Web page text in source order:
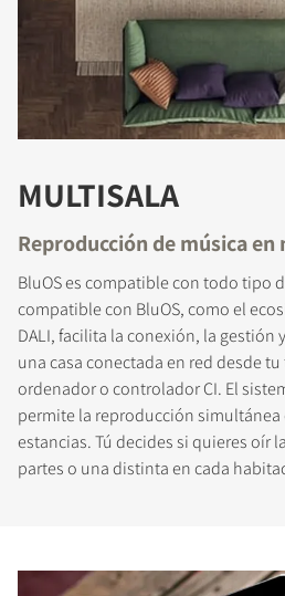
MULTISALA
Reproducción de música
BluOS es compatible con todo tipo
compatible con BluOS, como el
DALI, facilita la conexión, la gestión
una casa conectada en red desde
ordenador o controlador CI. El
permite la reproducción simultánea
estancias. Tú decides si quieres oír
partes o una distinta en cada